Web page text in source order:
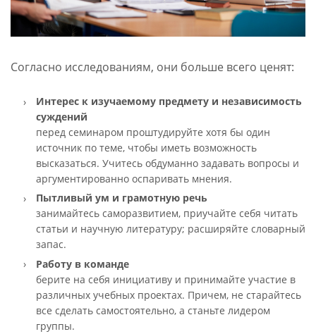
Согласно исследованиям, они больше всего ценят:
Интерес к изучаемому предмету и независимость
суждений
перед семинаром проштудируйте хотя бы один
источник по теме, чтобы иметь возможность
высказаться. Учитесь обдуманно задавать вопросы и
аргументированно оспаривать мнения.
Пытливый ум и грамотную речь
занимайтесь саморазвитием, приучайте себя читать
статьи и научную литературу; расширяйте словарный
запас.
Работу в команде
берите на себя инициативу и принимайте участие в
различных учебных проектах. Причем, не старайтесь
все сделать самостоятельно, а станьте лидером
группы.